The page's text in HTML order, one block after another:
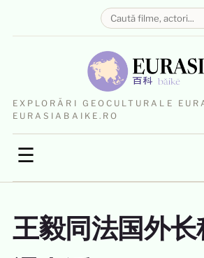
EXPLORĂRI GEOCULTURALE
EURASIABAIKE.RO
☰
王毅同法国外长